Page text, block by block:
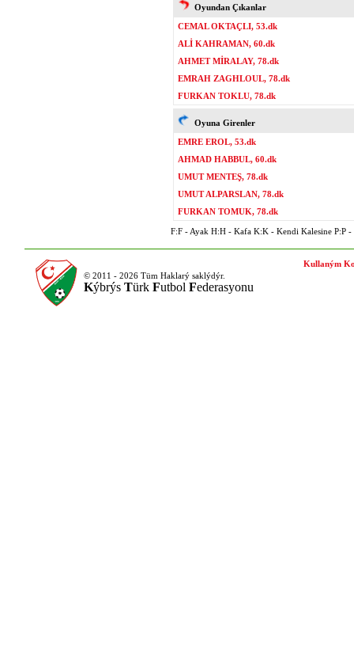
Oyundan Çıkanlar
CEMAL OKTAÇLI, 53.dk
ALİ KAHRAMAN, 60.dk
AHMET MİRALAY, 78.dk
EMRAH ZAGHLOUL, 78.dk
FURKAN TOKLU, 78.dk
Oyuna Girenler
EMRE EROL, 53.dk
AHMAD HABBUL, 60.dk
UMUT MENTEŞ, 78.dk
UMUT ALPARSLAN, 78.dk
FURKAN TOMUK, 78.dk
F:F - Ayak H:H - Kafa K:K - Kendi Kalesine P:P -
© 2011 - 2026 Tüm Haklarý saklýdýr.
Kýbrýs Türk Futbol Federasyonu
Kullaným